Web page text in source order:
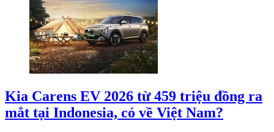
Kia Carens EV 2026 từ 459 triệu đồng ra
mắt tại Indonesia, có về Việt Nam?